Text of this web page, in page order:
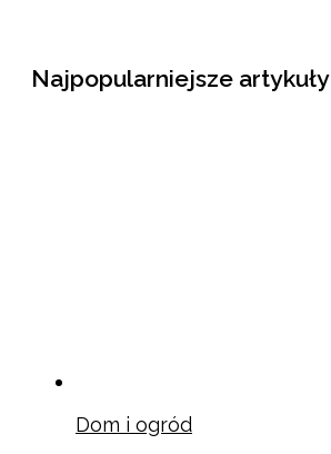
Najpopularniejsze artykuły
Dom i ogród